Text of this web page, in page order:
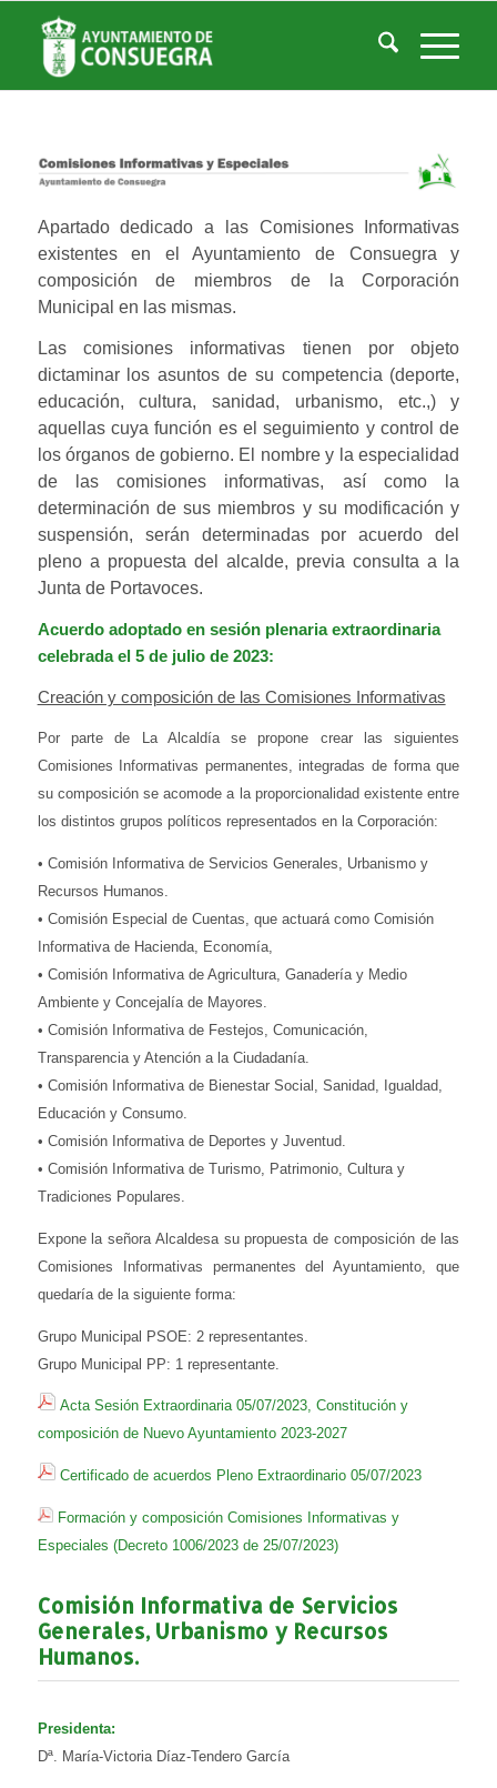
Comisiones Informativas y Especiales
Usted está aquí: Inicio / Comisiones Informativas y Especiales
Apartado dedicado a las Comisiones Informativas
existentes en el Ayuntamiento de Consuegra y
composición de miembros de la Corporación
Municipal en las mismas.
Las comisiones informativas tienen por objeto
dictaminar los asuntos de su competencia (deporte,
educación, cultura, sanidad, urbanismo, etc.,) y
aquellas cuya función es el seguimiento y control de
los órganos de gobierno. El nombre y la especialidad
de las comisiones informativas, así como la
determinación de sus miembros y su modificación y
suspensión, serán determinadas por acuerdo del
pleno a propuesta del alcalde, previa consulta a la
Junta de Portavoces.
Acuerdo adoptado en sesión plenaria extraordinaria
celebrada el 5 de julio de 2023:
Creación y composición de las Comisiones Informativas
Por parte de La Alcaldía se propone crear las siguientes
Comisiones Informativas permanentes, integradas de forma que
su composición se acomode a la proporcionalidad existente entre
los distintos grupos políticos representados en la Corporación:
• Comisión Informativa de Servicios Generales, Urbanismo y
Recursos Humanos.
• Comisión Especial de Cuentas, que actuará como Comisión
Informativa de Hacienda, Economía,
• Comisión Informativa de Agricultura, Ganadería y Medio
Ambiente y Concejalía de Mayores.
• Comisión Informativa de Festejos, Comunicación,
Transparencia y Atención a la Ciudadanía.
• Comisión Informativa de Bienestar Social, Sanidad, Igualdad,
Educación y Consumo.
• Comisión Informativa de Deportes y Juventud.
• Comisión Informativa de Turismo, Patrimonio, Cultura y
Tradiciones Populares.
Expone la señora Alcaldesa su propuesta de composición de las
Comisiones Informativas permanentes del Ayuntamiento, que
quedaría de la siguiente forma:
Grupo Municipal PSOE: 2 representantes.
Grupo Municipal PP: 1 representante.
Acta Sesión Extraordinaria 05/07/2023, Constitución y
composición de Nuevo Ayuntamiento 2023-2027
Certificado de acuerdos Pleno Extraordinario 05/07/2023
Formación y composición Comisiones Informativas y
Especiales (Decreto 1006/2023 de 25/07/2023)
Comisión Informativa de Servicios
Generales, Urbanismo y Recursos
Humanos.
Presidenta:
Dª. María-Victoria Díaz-Tendero García